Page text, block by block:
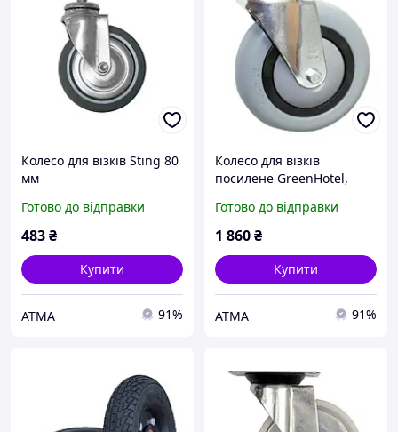
Колесо для візків Sting 80
мм
Готово до відправки
483₴
Купити
АТМА 91%
Колесо для візків
посилене GreenHotel,
Готово до відправки
1 860₴
Купити
АТМА 91%